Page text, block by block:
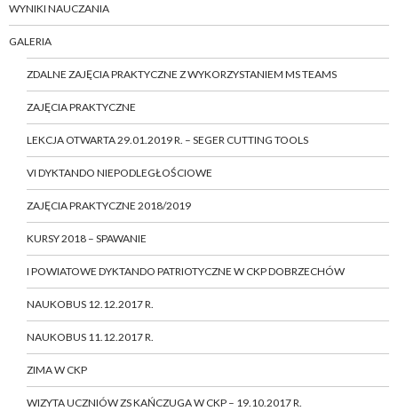
WYNIKI NAUCZANIA
GALERIA
ZDALNE ZAJĘCIA PRAKTYCZNE Z WYKORZYSTANIEM MS TEAMS
ZAJĘCIA PRAKTYCZNE
LEKCJA OTWARTA 29.01.2019 R. – SEGER CUTTING TOOLS
VI DYKTANDO NIEPODLEGŁOŚCIOWE
ZAJĘCIA PRAKTYCZNE 2018/2019
KURSY 2018 – SPAWANIE
I POWIATOWE DYKTANDO PATRIOTYCZNE W CKP DOBRZECHÓW
NAUKOBUS 12.12.2017 R.
NAUKOBUS 11.12.2017 R.
ZIMA W CKP
WIZYTA UCZNIÓW ZS KAŃCZUGA W CKP – 19.10.2017 R.